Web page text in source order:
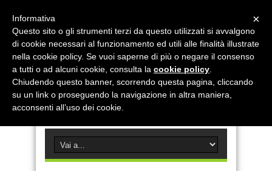
×
Informativa
Questo sito o gli strumenti terzi da questo utilizzati si avvalgono
di cookie necessari al funzionamento ed utili alle finalità illustrate
nella cookie policy. Se vuoi saperne di più o negare il consenso
a tutti o ad alcuni cookie, consulta la cookie policy
Chiudendo questo banner, scorrendo questa pagina, cliccando
su un link o proseguendo la navigazione in altra maniera,
acconsenti all’uso dei cookie.